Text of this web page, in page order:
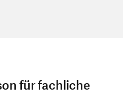
linkedin
für fachliche